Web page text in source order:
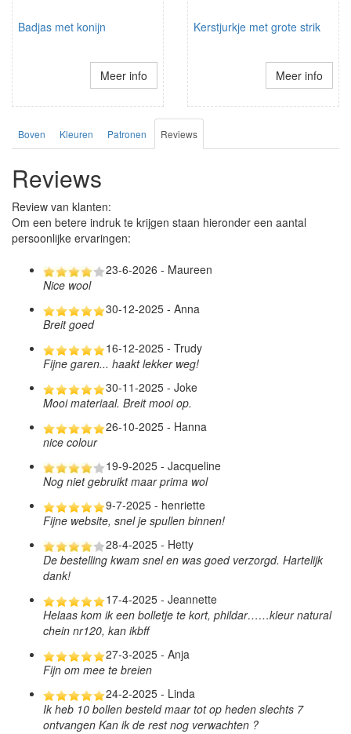
Badjas met konijn
Meer info
Kerstjurkje met grote strik
Meer info
Boven Kleuren Patronen Reviews
Reviews
Review van klanten:
Om een betere indruk te krijgen staan hieronder een aantal
persoonlijke ervaringen:
23-6-2026 - Maureen
Nice wool
30-12-2025 - Anna
Breit goed
16-12-2025 - Trudy
Fijne garen... haakt lekker weg!
30-11-2025 - Joke
Mooi materiaal. Breit mooi op.
26-10-2025 - Hanna
nice colour
19-9-2025 - Jacqueline
Nog niet gebruikt maar prima wol
9-7-2025 - henriette
Fijne website, snel je spullen binnen!
28-4-2025 - Hetty
De bestelling kwam snel en was goed verzorgd. Hartelijk
dank!
17-4-2025 - Jeannette
Helaas kom ik een bolletje te kort, phildar……kleur natural
chein nr120, kan ikbff
27-3-2025 - Anja
Fijn om mee te breien
24-2-2025 - Linda
Ik heb 10 bollen besteld maar tot op heden slechts 7
ontvangen Kan ik de rest nog verwachten ?